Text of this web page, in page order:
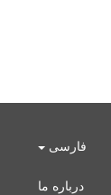
فارسی
درباره ما